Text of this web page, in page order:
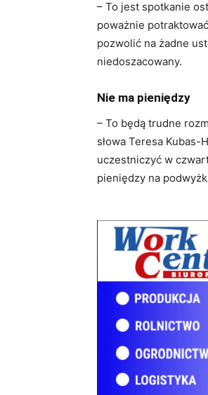
– To jest spotkanie
poważnie
pozwolić na żadne
niedoszacowany.
Nie ma pieniędzy
– To będą trudne
słowa Teresa
uczestniczyć w
pieniędzy na